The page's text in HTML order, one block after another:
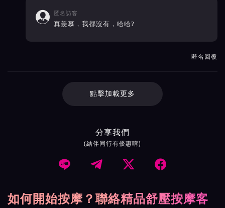
 匿名訪客
真羨慕，我都沒有，哈哈?
匿名回覆
點擊加載更多
分享我們
(結伴同行有優惠唷)
   
如何開始按摩？聯絡精品舒壓按摩客